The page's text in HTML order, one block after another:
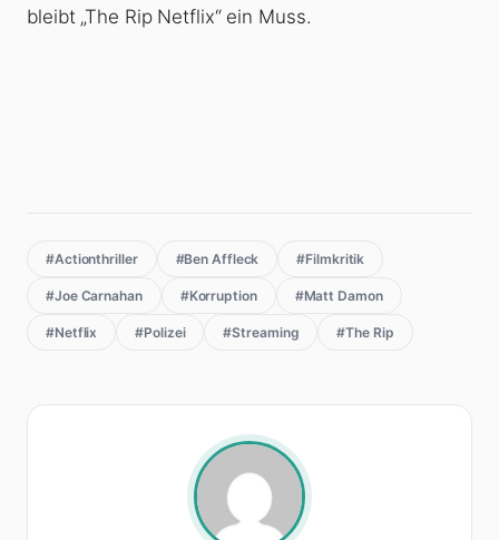
bleibt „The Rip Netflix“ ein Muss.
#Actionthriller #Ben Affleck #Filmkritik
#Joe Carnahan #Korruption #Matt Damon
#Netflix #Polizei #Streaming #The Rip